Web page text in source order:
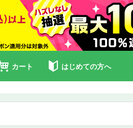
カート はじめての方へ